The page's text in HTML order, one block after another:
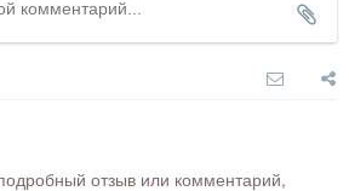
отзыв или комментарий,